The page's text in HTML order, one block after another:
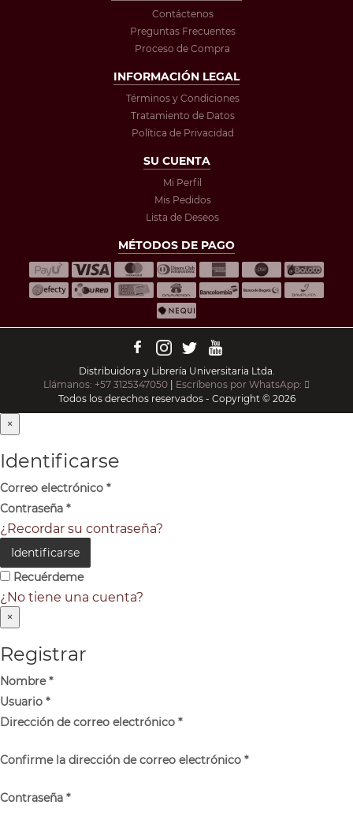
Contáctenos
Preguntas Frecuentes
Proceso de Compra
INFORMACIÓN LEGAL
Términos y Condiciones
Tratamiento de Datos
Política de Privacidad
SU CUENTA
Mi Perfil
Mis Pedidos
Lista de Deseos
MÉTODOS DE PAGO
Distribuidora y Librería Universitaria Ltda.
Llámanos: +57 3125347050 | Escríbenos por WhatsApp:
Todos los derechos reservados - Copyright © 2026
×
Identificarse
Correo electrónico *
Contraseña *
¿Recordar su contraseña?
Identificarse
Recuérdeme
¿No tiene una cuenta?
×
Registrar
Nombre*
Usuario *
Dirección de correo electrónico *
Confirme la dirección de correo electrónico *
Contraseña *